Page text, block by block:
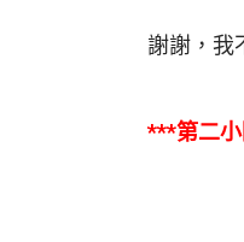
謝謝，我
***第二